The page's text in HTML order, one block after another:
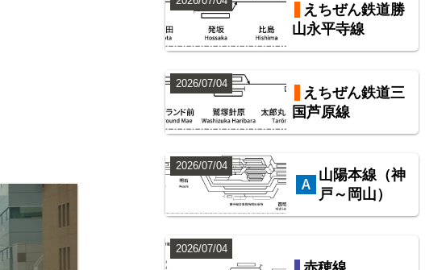
えちぜん鉄道勝
山永平寺線
えちぜん鉄道三
国芦原線
2026/07/04
山陽本線（神
戸～岡山）
2026/07/04
2026/07/04